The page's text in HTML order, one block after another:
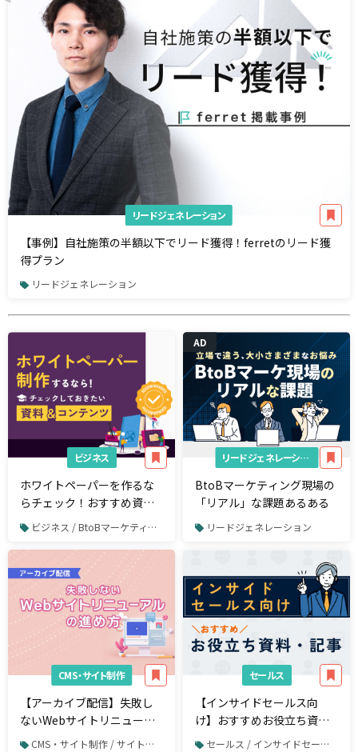
リードジェネレーション
【事例】自社施策の半額以下でリード獲得！ferretのリード獲
得プラン
リードジェネレーション
ビジネス
ホワイトペーパーを作るな
らチェック！おすすめ資
料・コンテンツまとめ
ビジネス / BtoBマーケティング
AD
リードジェネレーション
BtoBマーケティング現場の
「リアル」な課題あるある
リードジェネレーション
CMS・サイト制作
【アーカイブ配信】失敗し
ないWebサイトリニューア
ルの進め方
CMS・サイト制作 / サイト制作・サイトリニューアル
セールス
【インサイドセールス向
け】おすすめお役立ち資
料・記事まとめ
セールス / インサイドセールス